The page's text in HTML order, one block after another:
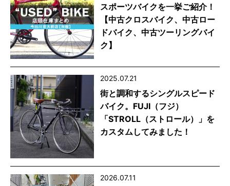
スポーツバイクを一挙ご紹介！
【中古クロスバイク、中古ロー
ドバイク、中古ツーリングバイ
ク】
2025.07.21
街と調和するシングルスピード
バイク。FUJI（フジ）
「STROLL（ストロール）」を
カスタムしてみました！
2026.07.11